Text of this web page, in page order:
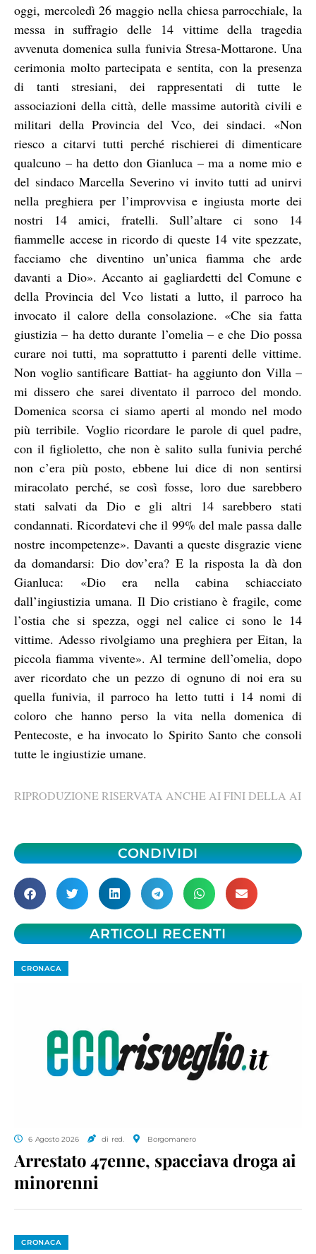
oggi, mercoledì 26 maggio nella chiesa parrocchiale, la
messa in suffragio delle 14 vittime della tragedia
avvenuta domenica sulla funivia Stresa-Mottarone. Una
cerimonia molto partecipata e sentita, con la presenza
di tanti stresiani, dei rappresentati di tutte le
associazioni della città, delle massime autorità civili e
militari della Provincia del Vco, dei sindaci. «Non
riesco a citarvi tutti perché rischierei di dimenticare
qualcuno – ha detto don Gianluca – ma a nome mio e
del sindaco Marcella Severino vi invito tutti ad unirvi
nella preghiera per l’improvvisa e ingiusta morte dei
nostri 14 amici, fratelli. Sull’altare ci sono 14
fiammelle accese in ricordo di queste 14 vite spezzate,
facciamo che diventino un’unica fiamma che arde
davanti a Dio». Accanto ai gagliardetti del Comune e
della Provincia del Vco listati a lutto, il parroco ha
invocato il calore della consolazione. «Che sia fatta
giustizia – ha detto durante l’omelia – e che Dio possa
curare noi tutti, ma soprattutto i parenti delle vittime.
Non voglio santificare Battiat- ha aggiunto don Villa –
mi dissero che sarei diventato il parroco del mondo.
Domenica scorsa ci siamo aperti al mondo nel modo
più terribile. Voglio ricordare le parole di quel padre,
con il figlioletto, che non è salito sulla funivia perché
non c’era più posto, ebbene lui dice di non sentirsi
miracolato perché, se così fosse, loro due sarebbero
stati salvati da Dio e gli altri 14 sarebbero stati
condannati. Ricordatevi che il 99% del male passa dalle
nostre incompetenze». Davanti a queste disgrazie viene
da domandarsi: Dio dov’era? E la risposta la dà don
Gianluca: «Dio era nella cabina schiacciato
dall’ingiustizia umana. Il Dio cristiano è fragile, come
l’ostia che si spezza, oggi nel calice ci sono le 14
vittime. Adesso rivolgiamo una preghiera per Eitan, la
piccola fiamma vivente». Al termine dell’omelia, dopo
aver ricordato che un pezzo di ognuno di noi era su
quella funivia, il parroco ha letto tutti i 14 nomi di
coloro che hanno perso la vita nella domenica di
Pentecoste, e ha invocato lo Spirito Santo che consoli
tutte le ingiustizie umane.
RIPRODUZIONE RISERVATA ANCHE AI FINI DELLA AI
CONDIVIDI
ARTICOLI RECENTI
CRONACA
6 Agosto 2026 di red. Borgomanero
Arrestato 47enne, spacciava droga ai
minorenni
CRONACA